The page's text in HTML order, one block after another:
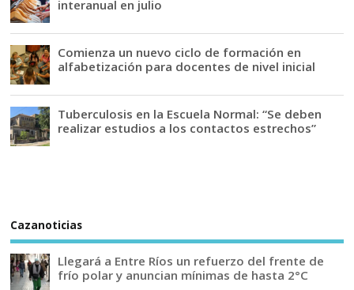
interanual en julio
Comienza un nuevo ciclo de formación en
alfabetización para docentes de nivel inicial
Tuberculosis en la Escuela Normal: “Se deben
realizar estudios a los contactos estrechos”
Cazanoticias
Llegará a Entre Ríos un refuerzo del frente de
frío polar y anuncian mínimas de hasta 2°C